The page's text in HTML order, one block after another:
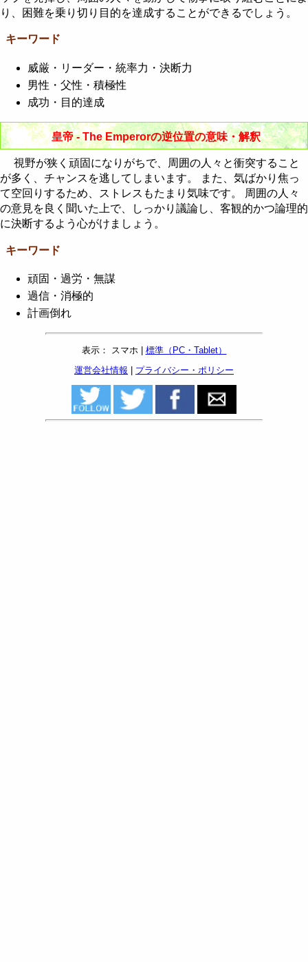
り、困難を乗り切り目的を達成することができるでしょう。
キーワード
威厳・リーダー・統率力・決断力
男性・父性・積極性
成功・目的達成
皇帝 - The Emperorの逆位置の意味・解釈
が多く、チャンスを逃してしまいます。 また、気ばかり焦っ
て空回りするため、ストレスもたまり気味です。 周囲の人々
の意見を良く聞いた上で、しっかり議論し、客観的かつ論理的
に決断するよう心がけましょう。
キーワード
頑固・過労・無謀
過信・消極的
計画倒れ
表示： スマホ | 標準（PC・Tablet）
運営会社情報
プライバシー・ポリシー